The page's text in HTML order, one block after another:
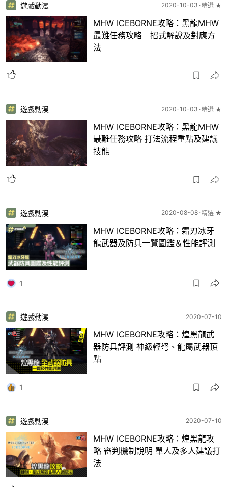
遊戲動漫 2020-10-03 精選 ★
MHW ICEBORNE攻略：黑龍MHW
最難任務攻略 招式解說及對應方
法
遊戲動漫 2020-10-03 精選 ★
MHW ICEBORNE攻略：黑龍MHW
最難任務攻略 打法流程重點及建議
技能
遊戲動漫 2020-08-08 精選 ★
MHW ICEBORNE攻略：霜刃冰牙
龍武器及防具一覽圖鑑＆性能評測
1
遊戲動漫 2020-07-10
MHW ICEBORNE攻略：煌黑龍武
器防具評測 神級輕弩、龍屬武器頂
點
1
遊戲動漫 2020-07-10
MHW ICEBORNE攻略：煌黑龍攻
略 審判機制說明 單人及多人建議打
法